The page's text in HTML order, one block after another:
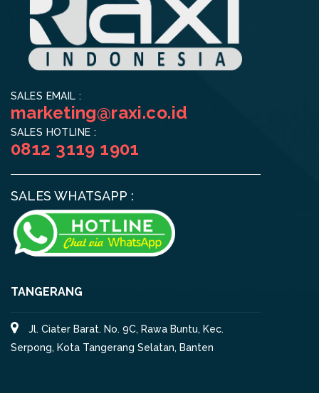
SALES EMAIL :
marketing@raxi.co.id
SALES HOTLINE :
0812 3119 1901
SALES WHATSAPP :
TANGERANG
Jl. Ciater Barat. No. 9C, Rawa Buntu, Kec.
Serpong, Kota Tangerang Selatan, Banten